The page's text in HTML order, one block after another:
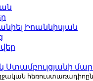
Իոաննիսյան